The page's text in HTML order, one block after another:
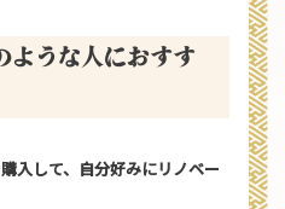
ような人におすす
入して、自分好みにリノベー